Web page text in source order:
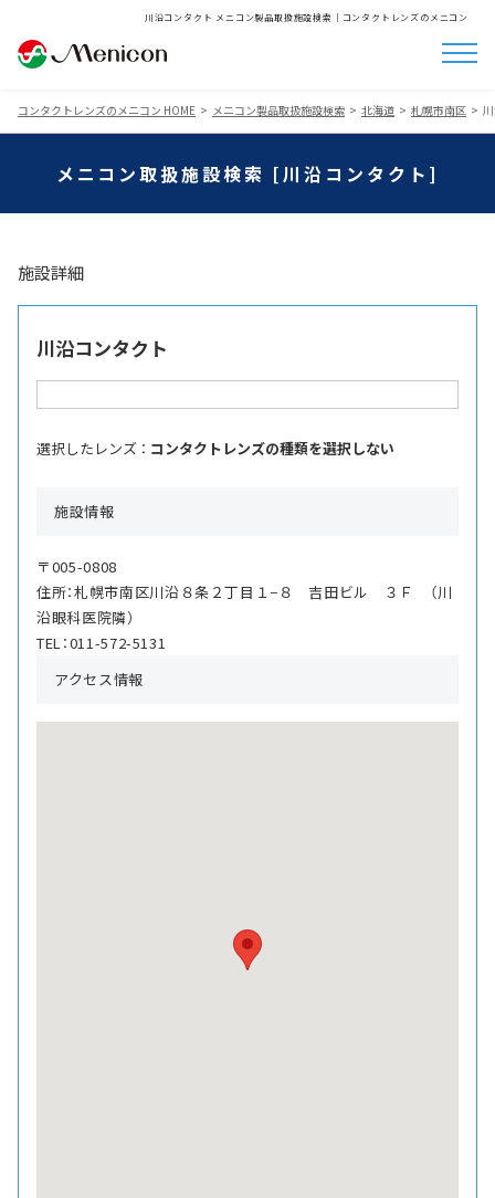
川沿コンタクト メニコン製品取扱施設検索│コンタクトレンズのメニコン
コンタクトレンズのメニコン HOME メニコン製品取扱施設検索 北海道 札幌市南区
メニコン取扱施設検索 [川沿コンタクト]
施設詳細
川沿コンタクト
選択したレンズ ： コンタクトレンズの種類を選択しない
施設情報
〒005-0808
住所：札幌市南区川沿８条２丁目１−８ 吉田ビル ３Ｆ （川
沿眼科医院隣）
TEL：011-572-5131
アクセス情報